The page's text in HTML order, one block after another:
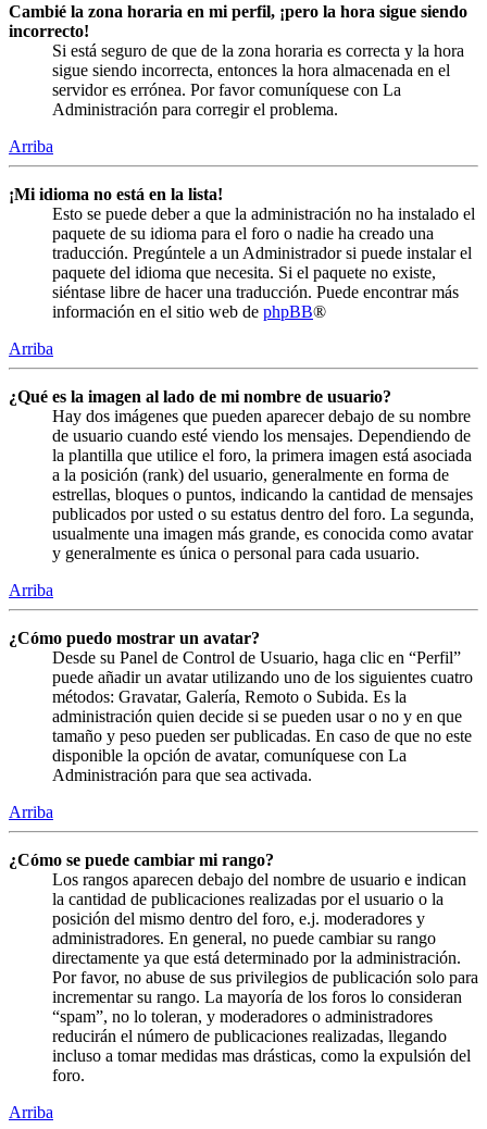
Cambié la zona horaria en mi perfil, ¡pero la hora sigue siendo
incorrecto!
Si está seguro de que de la zona horaria es correcta y la hora
sigue siendo incorrecta, entonces la hora almacenada en el
servidor es errónea. Por favor comuníquese con La
Administración para corregir el problema.
Arriba
¡Mi idioma no está en la lista!
Esto se puede deber a que la administración no ha instalado el
paquete de su idioma para el foro o nadie ha creado una
traducción. Pregúntele a un Administrador si puede instalar el
paquete del idioma que necesita. Si el paquete no existe,
siéntase libre de hacer una traducción. Puede encontrar más
información en el sitio web de phpBB®
Arriba
¿Qué es la imagen al lado de mi nombre de usuario?
Hay dos imágenes que pueden aparecer debajo de su nombre
de usuario cuando esté viendo los mensajes. Dependiendo de
la plantilla que utilice el foro, la primera imagen está asociada
a la posición (rank) del usuario, generalmente en forma de
estrellas, bloques o puntos, indicando la cantidad de mensajes
publicados por usted o su estatus dentro del foro. La segunda,
usualmente una imagen más grande, es conocida como avatar
y generalmente es única o personal para cada usuario.
Arriba
¿Cómo puedo mostrar un avatar?
Desde su Panel de Control de Usuario, haga clic en “Perfil”
puede añadir un avatar utilizando uno de los siguientes cuatro
métodos: Gravatar, Galería, Remoto o Subida. Es la
administración quien decide si se pueden usar o no y en que
tamaño y peso pueden ser publicadas. En caso de que no este
disponible la opción de avatar, comuníquese con La
Administración para que sea activada.
Arriba
¿Cómo se puede cambiar mi rango?
Los rangos aparecen debajo del nombre de usuario e indican
la cantidad de publicaciones realizadas por el usuario o la
posición del mismo dentro del foro, e.j. moderadores y
administradores. En general, no puede cambiar su rango
directamente ya que está determinado por la administración.
Por favor, no abuse de sus privilegios de publicación solo para
incrementar su rango. La mayoría de los foros lo consideran
“spam”, no lo toleran, y moderadores o administradores
reducirán el número de publicaciones realizadas, llegando
incluso a tomar medidas mas drásticas, como la expulsión del
foro.
Arriba